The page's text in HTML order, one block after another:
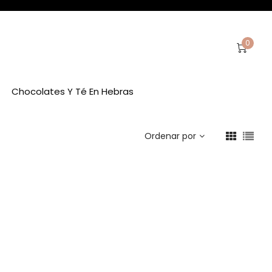
0
Chocolates Y Té En Hebras
Ordenar por